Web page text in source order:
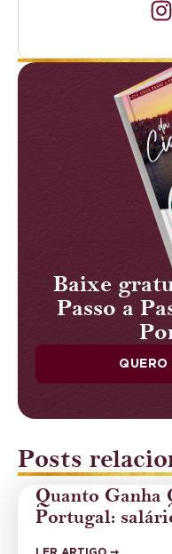
Baixe
Passo a
Posts
Quanto Ganha
Portugal: